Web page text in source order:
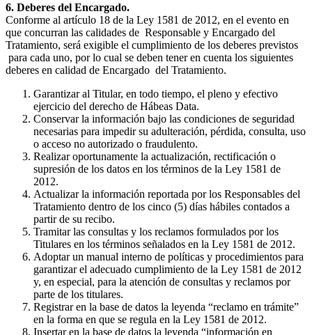
6. Deberes del Encargado.
Conforme al artículo 18 de la Ley 1581 de 2012, en el evento en
que concurran las calidades de Responsable y Encargado del
Tratamiento, será exigible el cumplimiento de los deberes previstos
para cada uno, por lo cual se deben tener en cuenta los siguientes
deberes en calidad de Encargado del Tratamiento.
Garantizar al Titular, en todo tiempo, el pleno y efectivo
ejercicio del derecho de Hábeas Data.
Conservar la información bajo las condiciones de seguridad
necesarias para impedir su adulteración, pérdida, consulta, uso
o acceso no autorizado o fraudulento.
Realizar oportunamente la actualización, rectificación o
supresión de los datos en los términos de la Ley 1581 de
2012.
Actualizar la información reportada por los Responsables del
Tratamiento dentro de los cinco (5) días hábiles contados a
partir de su recibo.
Tramitar las consultas y los reclamos formulados por los
Titulares en los términos señalados en la Ley 1581 de 2012.
Adoptar un manual interno de políticas y procedimientos para
garantizar el adecuado cumplimiento de la Ley 1581 de 2012
y, en especial, para la atención de consultas y reclamos por
parte de los titulares.
Registrar en la base de datos la leyenda “reclamo en trámite”
en la forma en que se regula en la Ley 1581 de 2012.
Insertar en la base de datos la leyenda “información en